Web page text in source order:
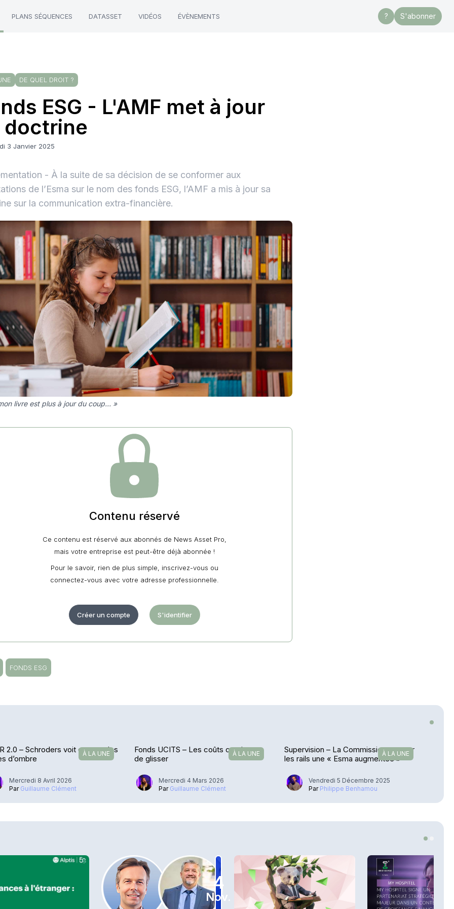
PLANS SÉQUENCES DATASSET VIDÉOS ÉVÈNEMENTS ? S'abonner
DE QUEL DROIT ?
ESG - L'AMF met à jour
doctrine
3 Janvier 2025
- À la suite de sa décision de se conformer aux
de l’Esma sur le nom des fonds ESG, l’AMF a mis à jour sa
sur la communication extra-financière.
livre est plus à jour du coup… »
Contenu réservé
Ce contenu est réservé aux abonnés de News Asset Pro,
mais votre entreprise est peut-être déjà abonnée !
Pour le savoir, rien de plus simple, inscrivez-vous ou
connectez-vous avec votre adresse professionnelle.
Créer un compte S'identifier
FONDS ESG
À LA UNE
2.0 – Schroders voit encore des
d’ombre
Mercredi 8 Avril 2026
Par Guillaume Clément
À LA UNE
Fonds UCITS – Les coûts continuent
de glisser
Mercredi 4 Mars 2026
Par Guillaume Clément
À LA UNE
Supervision – La Commission met sur
les rails une « Esma augmentée »
Vendredi 5 Décembre 2025
Par Philippe Benhamou
4
Nov.